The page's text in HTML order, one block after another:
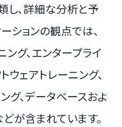
し、詳細な分析と予
ションの観点では、
ング、エンタープライ
ウェアトレーニング、
グ、データベースおよ
が含まれています。